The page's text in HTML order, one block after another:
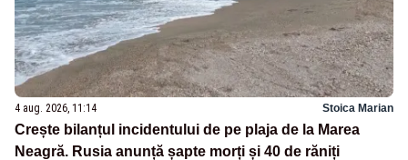
4 aug. 2026, 11:14 Stoica Marian
Crește bilanțul incidentului de pe plaja de la Marea
Neagră. Rusia anunță șapte morți și 40 de răniți